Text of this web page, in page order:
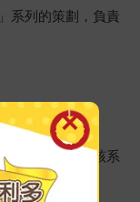
系列的策劃，負責
工作室，負責該系
等工作。